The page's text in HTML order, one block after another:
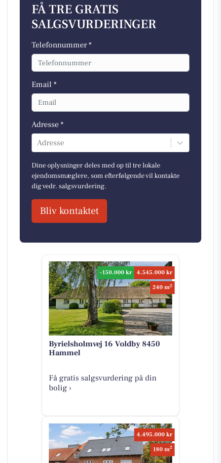
FÅ TRE GRATIS
SALGSVURDERINGER
Telefonnummer *
Email *
Adresse *
Adresse
Dine oplysninger deles med op til tre lokale
ejendomsmæglere, som efterfølgende vil kontakte
dig vedr. salgsvurdering.
Bliv kontaktet
-150.000 kr
4.545.000 kr
240 m2
Byrielsholmvej 16 Voldby 8450
Hammel
Få gratis salgsvurdering på din
bolig ›
4.495.000 kr
180 m2